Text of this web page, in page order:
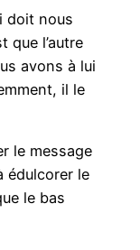
doit nous
que l’autre
avons à lui
il le
le message
édulcorer le
le bas